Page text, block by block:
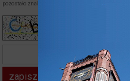
pozostało znaków: napisałeś
kod z obrazka*